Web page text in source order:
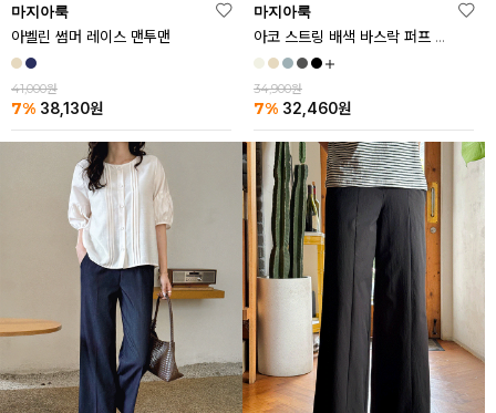
마지아룩
아벨린 썸머 레이스 맨투맨
41,000원
7% 38,130원
마지아룩
아코 스트링 배색 바스락 퍼프 반팔티
34,900원
7% 32,460원